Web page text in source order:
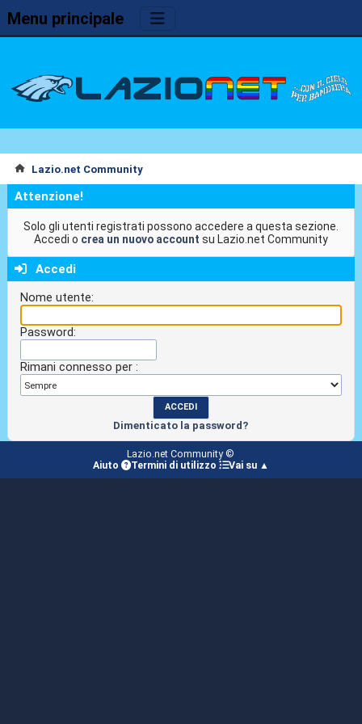
Menu principale
Lazio.net Community
Attenzione!
Solo gli utenti registrati possono accedere a questa sezione.
Accedi o crea un nuovo account su Lazio.net Community
Accedi
Nome utente:
Password:
Rimani connesso per :
Dimenticato la password?
Lazio.net Community ©
Aiuto
Termini di utilizzo Vai su ▲